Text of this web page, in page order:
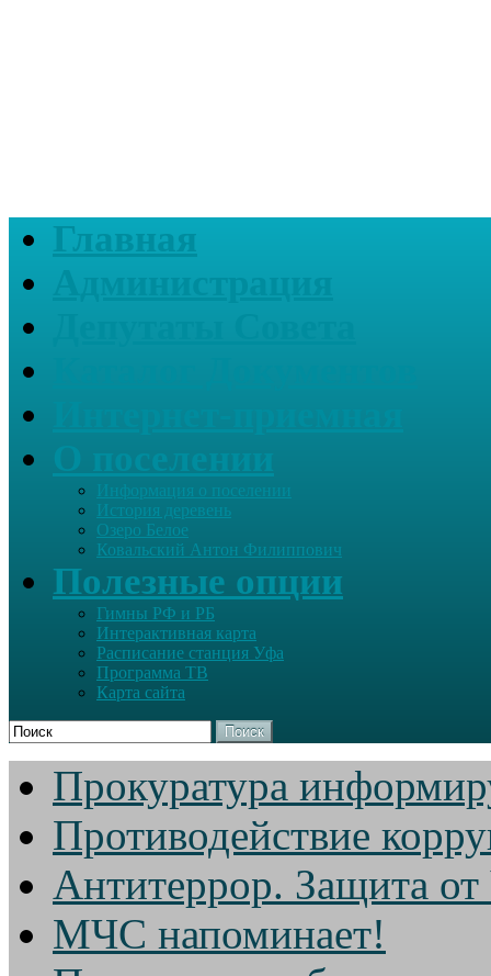
Главная
Информация о поселении
История деревень
Озеро Белое
Ковальский Антон Филиппович
Полезные опции
Гимны РФ и РБ
Интерактивная карта
Расписание станция Уфа
Программа ТВ
Карта сайта
Поиск
Прокуратура
Противодействие
Антитеррор. Защита
МЧС напоминает!